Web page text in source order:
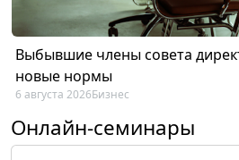
Выбывшие члены совета
новые нормы
6 августа 2026Бизнес
Онлайн-семинары